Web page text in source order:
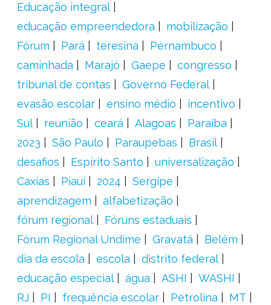
Educação integral
educação empreendedora
mobilização
Fórum
Pará teresina
Pernambuco
caminhada
Marajó Gaepe
congresso
tribunal de contas
Governo Federal
evasão escolar
ensino médio
incentivo
Sul
reunião ceará Alagoas
Paraíba
2023
São Paulo Paraupebas
Brasil
desafios
Espírito Santo
universalização
Caxias
Piauí 2024
Sergipe
aprendizagem
alfabetização
fórum regional
Fóruns estaduais
Fórum Regional Undime
Gravatá
Belém
dia da escola
escola
distrito federal
educação especial
água ASHI
WASHI
RJ
PI frequência escolar Petrolina
MT